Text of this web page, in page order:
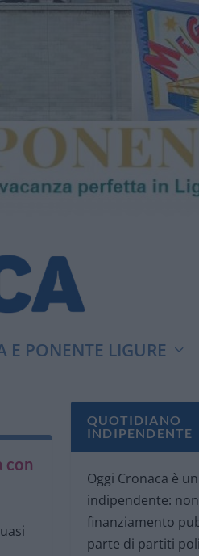
PONENTE LIGURE
con
QUOTIDIANO
INDIPENDENTE
Oggi Cronaca è
indipendente:
finanziamento
parte di partiti